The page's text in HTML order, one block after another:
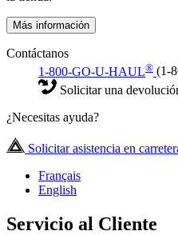
Más información
Contáctanos
1-800-GO-U-HAUL® (1-
Solicitar una
¿Necesitas ayuda?
Solicitar asistencia en
Français
English
Servicio al Cliente